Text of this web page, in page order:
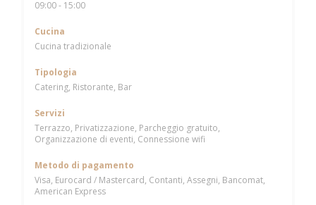
09:00 - 15:00
Cucina
Cucina tradizionale
Tipologia
Catering, Ristorante, Bar
Servizi
Terrazzo, Privatizzazione, Parcheggio gratuito,
Organizzazione di eventi, Connessione wifi
Metodo di pagamento
Visa, Eurocard / Mastercard, Contanti, Assegni, Bancomat,
American Express